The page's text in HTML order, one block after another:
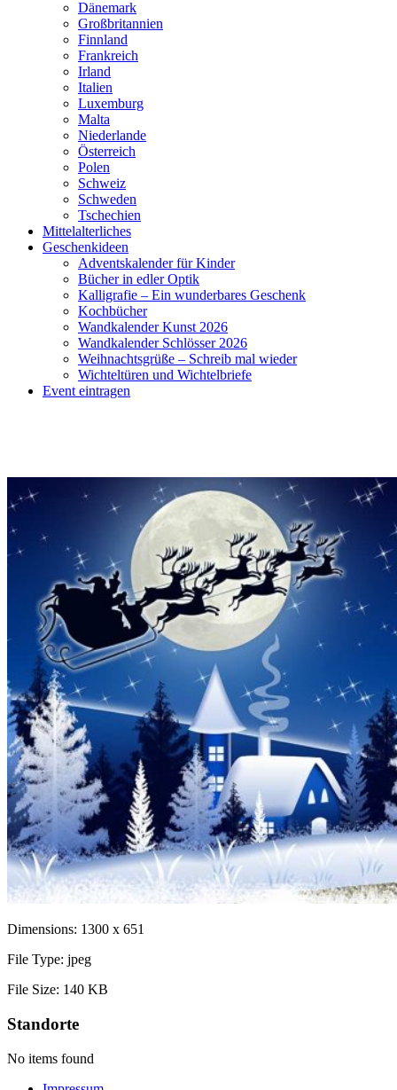
Dänemark
Großbritannien
Finnland
Frankreich
Irland
Italien
Luxemburg
Malta
Niederlande
Österreich
Polen
Schweiz
Schweden
Tschechien
Mittelalterliches
Geschenkideen
Adventskalender für Kinder
Bücher in edler Optik
Kalligrafie – Ein wunderbares Geschenk
Kochbücher
Wandkalender Kunst 2026
Wandkalender Schlösser 2026
Weihnachtsgrüße – Schreib mal wieder
Wichteltüren und Wichtelbriefe
Event eintragen
Dimensions: 1300 x 651
File Type: jpeg
File Size: 140 KB
Standorte
No items found